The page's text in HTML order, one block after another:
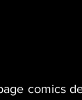
comics